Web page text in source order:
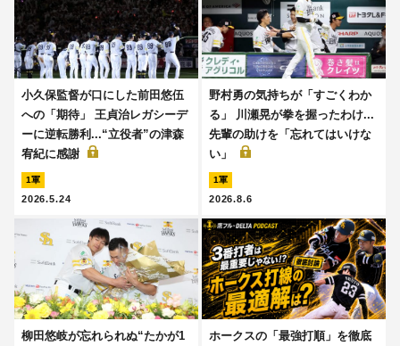
小久保監督が口にした前田悠伍
への「期待」 王貞治レガシーデ
ーに逆転勝利...“立役者”の津森
宥紀に感謝
1軍
2026.5.24
野村勇の気持ちが「すごくわか
る」 川瀬晃が拳を握ったわけ...
先輩の助けを「忘れてはいけな
い」
1軍
2026.8.6
柳田悠岐が忘れられぬ“たかが1
ホークスの「最強打順」を徹底